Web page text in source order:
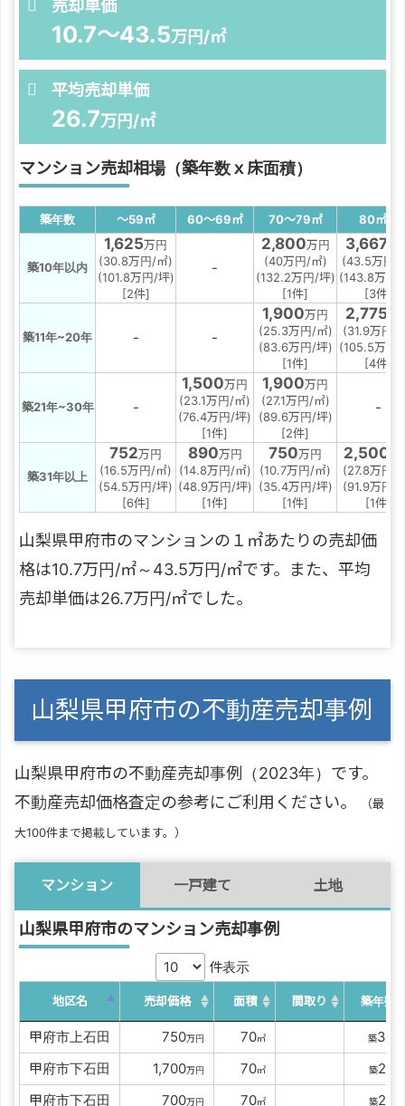
売却単価
10.7～43.5万円/㎡
平均売却単価
26.7万円/㎡
マンション売却相場（築年数ｘ床面積）
築年数 ～59㎡ 60～69㎡ 70～79㎡ 80㎡
築10年以内
1,625万円
(30.8万円/㎡)
(101.8万円/坪)
[2件]
-
2,800万円
(40万円/㎡)
(132.2万円/坪)
[1件]
3,667
(43.5万円/
(143.8万円/
[3件]
築11年~20年 - -
1,900万円
(25.3万円/㎡)
(83.6万円/坪)
[1件]
2,775
(31.9万円/
(105.5万円/
[4件]
築21年~30年 -
1,500万円
(23.1万円/㎡)
(76.4万円/坪)
[1件]
1,900万円
(27.1万円/㎡)
(89.6万円/坪)
[2件]
-
築31年以上
752万円
(16.5万円/㎡)
(54.5万円/坪)
[6件]
890万円
(14.8万円/㎡)
(48.9万円/坪)
[1件]
750万円
(10.7万円/㎡)
(35.4万円/坪)
[1件]
2,500
(27.8万円/
(91.9万円/
[1件]
山梨県甲府市のマンションの１㎡あたりの売却価
格は10.7万円/㎡～43.5万円/㎡です。また、平均
売却単価は26.7万円/㎡でした。
山梨県甲府市の不動産売却事例
山梨県甲府市の不動産売却事例（2023年）です。
不動産売却価格査定の参考にご利用ください。
（最
大100件まで掲載しています。）
マンション 一戸建て 土地
山梨県甲府市のマンション売却事例
件表示
地区名 売却価格 面積 間取り 築年数
甲府市上石田 750万円 70㎡ 築36
甲府市下石田 1,700万円 70㎡ 築28
甲府市下石田 700万円 70㎡ 築28